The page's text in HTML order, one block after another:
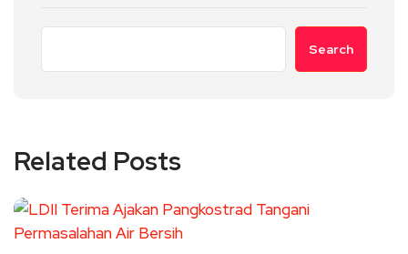
Search
Related Posts